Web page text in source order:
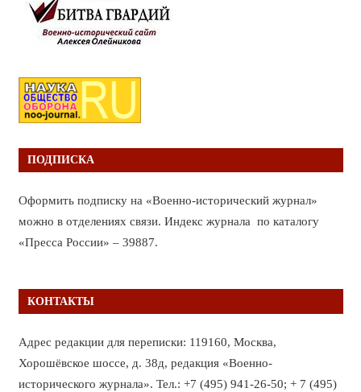
ПОДПИСКА
Оформить подписку на «Военно-исторический журнал»
можно в отделениях связи. Индекс журнала по каталогу
«Пресса России» – 39887.
КОНТАКТЫ
Адрес редакции для переписки: 119160, Москва,
Хорошёвское шоссе, д. 38д, редакция «Военно-
исторического журнала». Тел.: +7 (495) 941-26-50; + 7 (495)